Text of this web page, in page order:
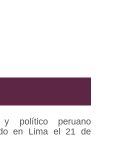
y político peruano
en Lima el 21 de